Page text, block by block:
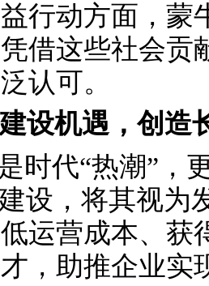
行动方面，蒙
借这些社会贡
认可。
设机遇，创造
时代“热潮”，
设，将其视为
运营成本、获
，助推企业实